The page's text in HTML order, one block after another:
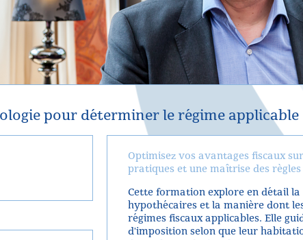
pour déterminer le régime applicable
Optimisez vos avantages fiscaux
pratiques et une maîtrise des
Cette formation explore en détail
hypothécaires et la manière dont
régimes fiscaux applicables. Elle
d'imposition selon que leur